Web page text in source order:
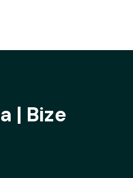
| Bize